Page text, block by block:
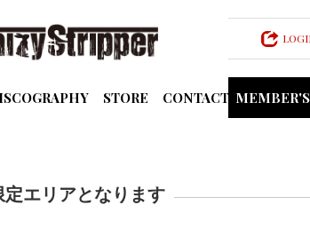
STORE CONTACT
定エリアとなります